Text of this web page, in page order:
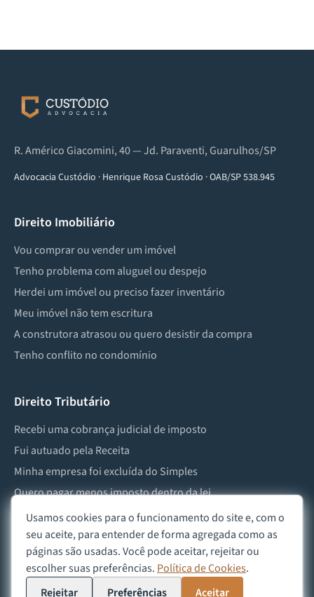
R. Américo Giacomini, 40 — Jd. Paraventi, Guarulhos/SP
Advocacia Custódio · Henrique Rosa Custódio ·OAB/SP 538.945
Direito Imobiliário
Vou comprar ou vender um imóvel
Tenho problema com aluguel ou despejo
Herdei um imóvel ou preciso fazer inventário
Meu imóvel não tem escritura
A construtora atrasou ou quero desistir da compra
Tenho conflito no condomínio
Direito Tributário
Recebi uma cobrança judicial de imposto
Fui autuado pela Receita
Minha empresa foi excluída do Simples
Quero pagar menos imposto dentro da lei
Preciso lidar com imposto de herança ou doação
2026Advocacia Custódio
Política de Privacidade Política de Cookies Aviso Legal
Usamos cookies para o funcionamento do site e, com o
seu aceite, para entender de forma agregada como as
páginas são usadas. Você pode aceitar, rejeitar ou
escolher suas preferências. Política de Cookies.
Rejeitar
Preferências Aceitar